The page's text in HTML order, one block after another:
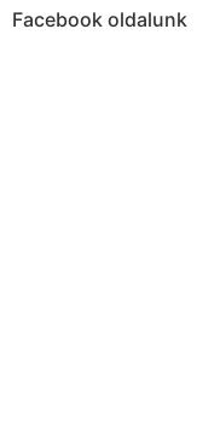
Facebook oldalunk